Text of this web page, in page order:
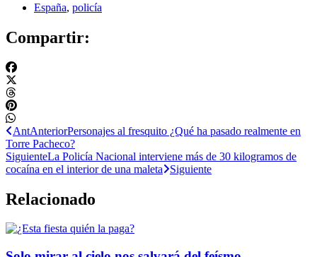
España, policía
Compartir:
AntAnteriorPersonajes al fresquito ¿Qué ha pasado realmente en
Torre Pacheco?
SiguienteLa Policía Nacional interviene más de 30 kilogramos de
cocaína en el interior de una maleta
Siguiente
Relacionado